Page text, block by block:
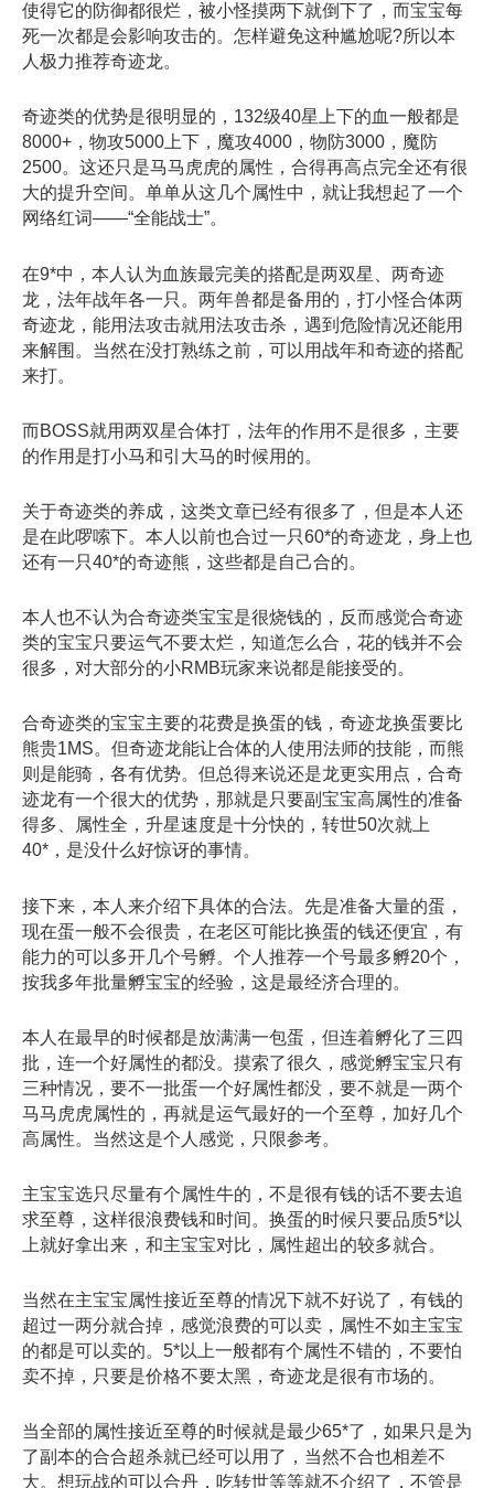
使得它的防御都很烂，被小怪摸两下就倒下了，而宝宝每
死一次都是会影响攻击的。怎样避免这种尴尬呢?所以本
人极力推荐奇迹龙。
奇迹类的优势是很明显的，132级40星上下的血一般都是
8000+，物攻5000上下，魔攻4000，物防3000，魔防
2500。这还只是马马虎虎的属性，合得再高点完全还有很
大的提升空间。单单从这几个属性中，就让我想起了一个
网络红词——“全能战士”。
在9*中，本人认为血族最完美的搭配是两双星、两奇迹
龙，法年战年各一只。两年兽都是备用的，打小怪合体两
奇迹龙，能用法攻击就用法攻击杀，遇到危险情况还能用
来解围。当然在没打熟练之前，可以用战年和奇迹的搭配
来打。
而BOSS就用两双星合体打，法年的作用不是很多，主要
的作用是打小马和引大马的时候用的。
关于奇迹类的养成，这类文章已经有很多了，但是本人还
是在此啰嗦下。本人以前也合过一只60*的奇迹龙，身上也
还有一只40*的奇迹熊，这些都是自己合的。
本人也不认为合奇迹类宝宝是很烧钱的，反而感觉合奇迹
类的宝宝只要运气不要太烂，知道怎么合，花的钱并不会
很多，对大部分的小RMB玩家来说都是能接受的。
合奇迹类的宝宝主要的花费是换蛋的钱，奇迹龙换蛋要比
熊贵1MS。但奇迹龙能让合体的人使用法师的技能，而熊
则是能骑，各有优势。但总得来说还是龙更实用点，合奇
迹龙有一个很大的优势，那就是只要副宝宝高属性的准备
得多、属性全，升星速度是十分快的，转世50次就上
40*，是没什么好惊讶的事情。
接下来，本人来介绍下具体的合法。先是准备大量的蛋，
现在蛋一般不会很贵，在老区可能比换蛋的钱还便宜，有
能力的可以多开几个号孵。个人推荐一个号最多孵20个，
按我多年批量孵宝宝的经验，这是最经济合理的。
本人在最早的时候都是放满满一包蛋，但连着孵化了三四
批，连一个好属性的都没。摸索了很久，感觉孵宝宝只有
三种情况，要不一批蛋一个好属性都没，要不就是一两个
马马虎虎属性的，再就是运气最好的一个至尊，加好几个
高属性。当然这是个人感觉，只限参考。
主宝宝选只尽量有个属性牛的，不是很有钱的话不要去追
求至尊，这样很浪费钱和时间。换蛋的时候只要品质5*以
上就好拿出来，和主宝宝对比，属性超出的较多就合。
当然在主宝宝属性接近至尊的情况下就不好说了，有钱的
超过一两分就合掉，感觉浪费的可以卖，属性不如主宝宝
的都是可以卖的。5*以上一般都有个属性不错的，不要怕
卖不掉，只要是价格不要太黑，奇迹龙是很有市场的。
当全部的属性接近至尊的时候就是最少65*了，如果只是为
了副本的合合超杀就已经可以用了，当然不合也相差不
大。想玩战的可以合丹，吃转世等等就不介绍了，不管是